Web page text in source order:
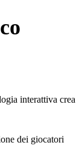
interattiva crea
dei giocatori